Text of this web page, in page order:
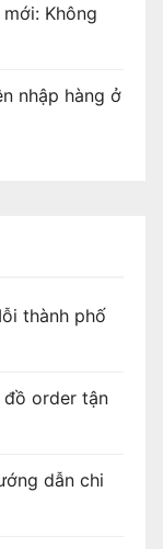
Không
nhập hàng ở
thành phố
đồ order tận
dẫn chi